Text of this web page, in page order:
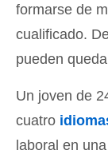
formarse de
cualificado.
pueden
Un joven de
cuatro
laboral en